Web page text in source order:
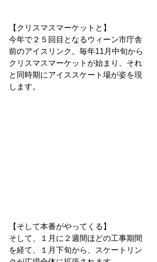
【クリスマスマーケットと】
今年で２５回目となるウィーン市庁舎
前のアイスリンク。毎年11月中旬から
クリスマスマーケットが始まり、それ
と同時期にアイススケート場が姿を現
します。
【そして本番がやってくる】
そして、１月に２週間ほどの工事期間
を経て、１月下旬から、スケートリン